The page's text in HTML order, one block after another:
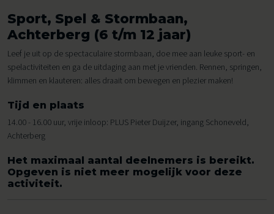
Sport, Spel & Stormbaan,
Achterberg (6 t/m 12 jaar)
Leef je uit op de spectaculaire stormbaan, doe mee aan leuke sport- en
spelactiviteiten en ga de uitdaging aan met je vrienden. Rennen, springen,
klimmen en klauteren: alles draait om bewegen en plezier maken!
Tijd en plaats
14.00 - 16.00 uur, vrije inloop: PLUS Pieter Duijzer, ingang Schoneveld,
Achterberg
Het maximaal aantal deelnemers is bereikt.
Opgeven is niet meer mogelijk voor deze
activiteit.